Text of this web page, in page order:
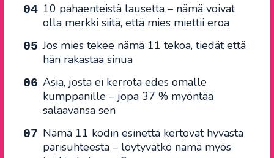
10 pahaenteistä lausetta – nämä voivat
olla merkki siitä, että mies miettii eroa
Jos mies tekee nämä 11 tekoa, tiedät että
hän rakastaa sinua
Asia, josta ei kerrota edes omalle
kumppanille – jopa 37 % myöntää
salaavansa sen
Nämä 11 kodin esinettä kertovat hyvästä
parisuhteesta – löytyvätkö nämä myös